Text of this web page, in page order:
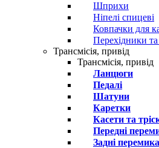
Шприхи
Ніпелі спицеві
Ковпачки для
Перехідники
Трансмісія, привід
Трансмісія, привід
Ланцюги
Педалі
Шатуни
Каретки
Касети та
Передні
Задні